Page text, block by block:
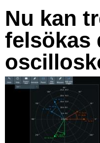
Nu kan
felsökas